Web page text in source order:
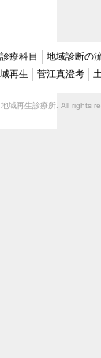
診療科目 地域診断の
再生 菅江真澄考
域再生診療所. All rights